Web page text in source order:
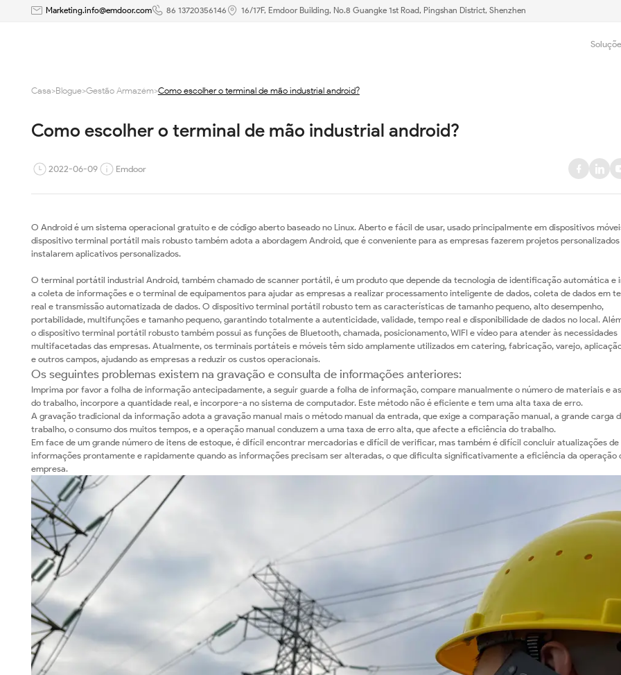
Como
terminal
mão
industrial
android?
Marketing.info@emdoor.com 86 13720356146 16/17F, Emdoor Building, No.8 Guangke 1st Road, Pingshan District, Shenzhen
Casa>Blogue>Gestão Armazém>Como escolher o terminal de mão industrial android?
Como escolher o terminal de mão industrial android?
2022-06-09 Emdoor
O Android é um sistema operacional gratuito e de código aberto baseado no Linux. Aberto e fácil de usar, usado principalmente em dispositivos
dispositivo terminal portátil mais robusto também adota a abordagem Android, que é conveniente para as empresas fazerem projetos personalizados
instalarem aplicativos personalizados.
O terminal portátil industrial Android, também chamado de scanner portátil, é um produto que depende da tecnologia de identificação automática e
a coleta de informações e o terminal de equipamentos para ajudar as empresas a realizar processamento inteligente de dados, coleta de dados em
real e transmissão automatizada de dados. O dispositivo terminal portátil robusto tem as características de tamanho pequeno, alto desempenho,
portabilidade, multifunções e tamanho pequeno, garantindo totalmente a autenticidade, validade, tempo real e disponibilidade de dados no local.
o dispositivo terminal portátil robusto também possui as funções de Bluetooth, chamada, posicionamento, WIFI e vídeo para atender às necessidades
multifacetadas das empresas. Atualmente, os terminais portáteis e móveis têm sido amplamente utilizados em catering, fabricação, varejo,
e outros campos, ajudando as empresas a reduzir os custos operacionais.
Os seguintes problemas existem na gravação e consulta de informações anteriores:
Imprima por favor a folha de informação antecipadamente, a seguir guarde a folha de informação, compare manualmente o número de materiais e
do trabalho, incorpore a quantidade real, e incorpore-a no sistema de computador. Este método não é eficiente e tem uma alta taxa de erro.
A gravação tradicional da informação adota a gravação manual mais o método manual da entrada, que exige a comparação manual, a grande carga
trabalho, o consumo dos muitos tempos, e a operação manual conduzem a uma taxa de erro alta, que afecte a eficiência do trabalho.
Em face de um grande número de itens de estoque, é difícil encontrar mercadorias e difícil de verificar, mas também é difícil concluir atualizações de
informações prontamente e rapidamente quando as informações precisam ser alteradas, o que dificulta significativamente a eficiência da operação
empresa.